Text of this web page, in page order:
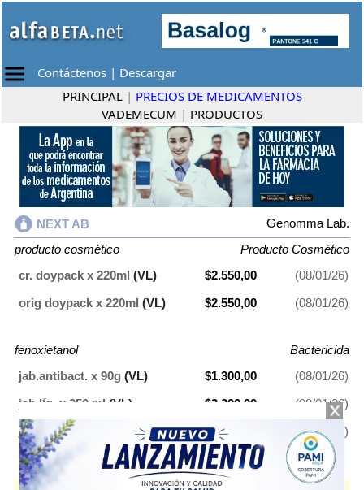
Contáctenos | Descargar
PRINCIPAL | PRECIOS DE MEDICAMENTOS
VADEMECUM | PRODUCTOS
NEXT AB
Genomma Lab.
producto cosmético
Producto Cosmético
cr. doypack x 220ml (VL) $2.550,00
(08/01/26)
orig doypack x 220ml (VL) $2.550,00 (08/01/26)
fenoxietanol
Bactericida
jab.antibact. x 90g (VL) $1.300,00
(08/01/26)
jab.líq. x 250 ml (VL) $3.200,00
(08/01/26)
jab.líq. crem. x 250 ml(VL) $3.200,00 (08/01/26)